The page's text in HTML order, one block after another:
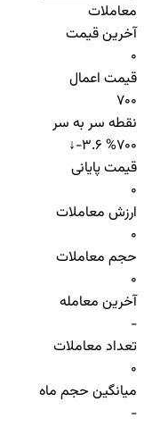
معاملات
آخرین قیمت
0
قیمت اعمال
700
نقطه سر به سر
700
↓-3.6 %
قیمت پایانی
0
ارزش معاملات
0
حجم معاملات
0
آخرین معامله
-
تعداد معاملات
0
میانگین حجم ماه
-